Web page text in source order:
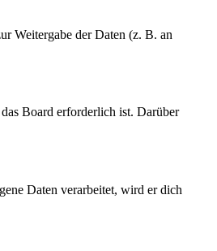
Weitergabe der Daten (z. B. an
Board erforderlich ist. Darüber
Daten verarbeitet, wird er dich